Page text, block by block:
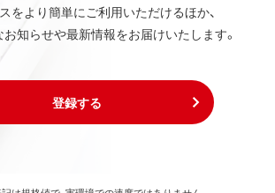
をより簡単にご利用いただけるほか、
知らせや最新情報をお届けいたします。
登録する